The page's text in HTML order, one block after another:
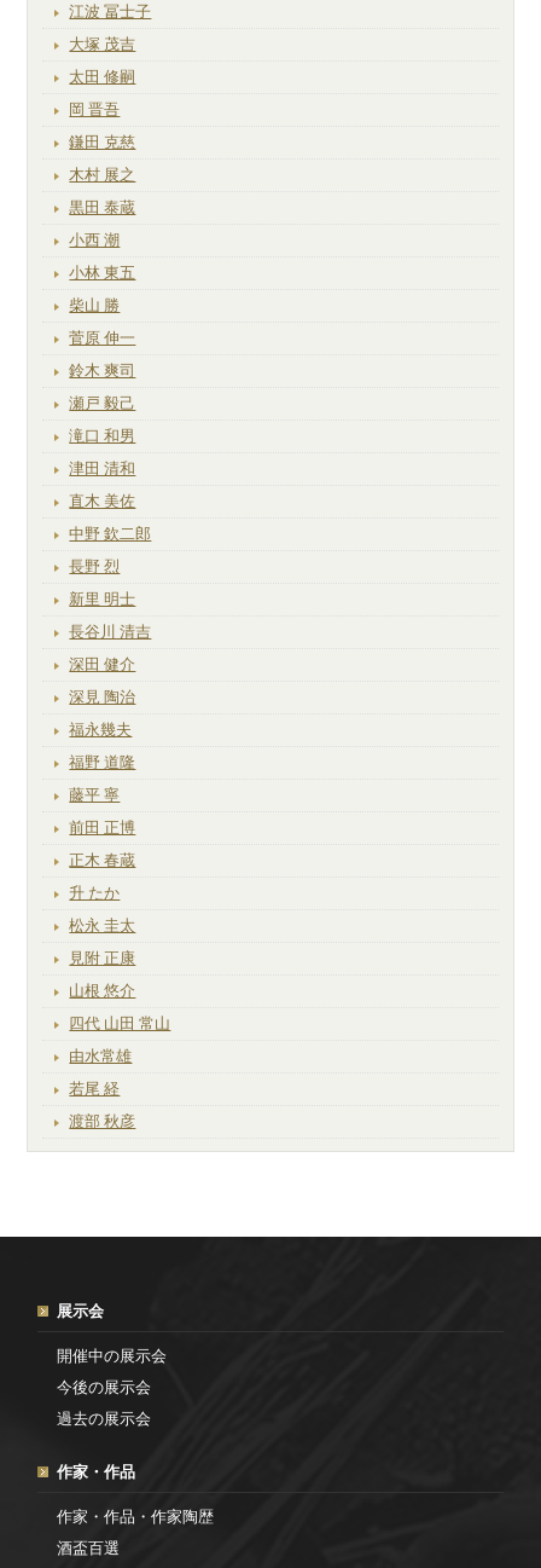
江波 冨士子
大塚 茂吉
太田 修嗣
岡 晋吾
鎌田 克慈
木村 展之
黒田 泰蔵
小西 潮
小林 東五
柴山 勝
菅原 伸一
鈴木 爽司
瀬戸 毅己
滝口 和男
津田 清和
直木 美佐
中野 欽二郎
長野 烈
新里 明士
長谷川 清吉
深田 健介
深見 陶治
福永幾夫
福野 道隆
藤平 寧
前田 正博
正木 春蔵
升 たか
松永 圭太
見附 正康
山根 悠介
四代 山田 常山
由水常雄
若尾 経
渡部 秋彦
展示会
開催中の展示会
今後の展示会
過去の展示会
作家・作品
作家・作品・作家陶歴
酒盃百選